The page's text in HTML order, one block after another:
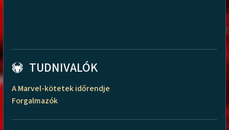
TUDNIVALÓK
A Marvel-kötetek időrendje
Forgalmazók